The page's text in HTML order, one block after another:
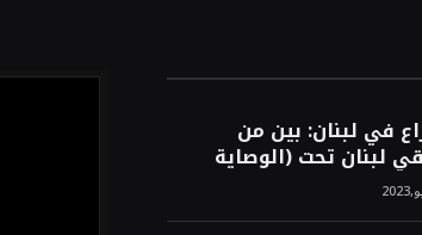
في لبنان: بين من
لبنان تحت (الوصاية
وبين من سيخرج
من النفق الغربي!محمد